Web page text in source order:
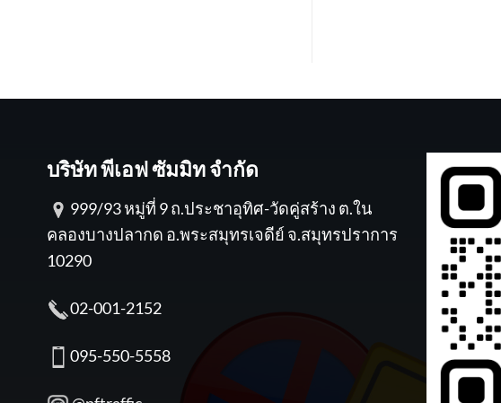
บริษัท พีเอฟ ซัมมิท จำกัด
999/93 หมู่ที่ 9 ถ.ประชาอุทิศ-วัดคู่สร้าง ต.ใน
คลองบางปลากด อ.พระสมุทรเจดีย์ จ.สมุทรปราการ
10290
02-001-2152
095-550-5558